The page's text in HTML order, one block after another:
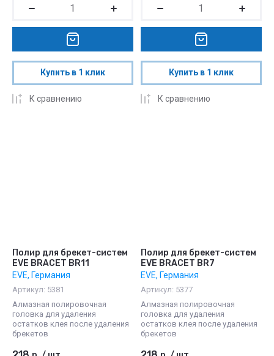
Купить в 1 клик
К сравнению
Купить в 1 клик
К сравнению
Полир для брекет-систем
EVE BRACET BR11
EVE, Германия
Артикул: 5381
Алмазная полировочная
головка для удаления
остатков клея после удаления
брекетов
Полир для брекет-систем
EVE BRACET BR7
EVE, Германия
Артикул: 5377
Алмазная полировочная
головка для удаления
остатков клея после удаления
брекетов